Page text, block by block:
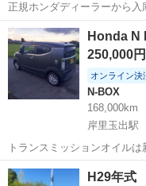
正規ホンダディーラーから
れ等手入れして違和感なく
トルーフに塗装はぎがあり、
れるか塗装屋さんにて塗装し
大阪 東大阪市
Honda N
250,000円
オンライン決
N-BOX
168,000km
岸里玉出駅
トランスミッションオイル
HDMIシステムがあり、メイ
2014年からのホンダNボック
大阪 大阪市 岸里玉
H29年